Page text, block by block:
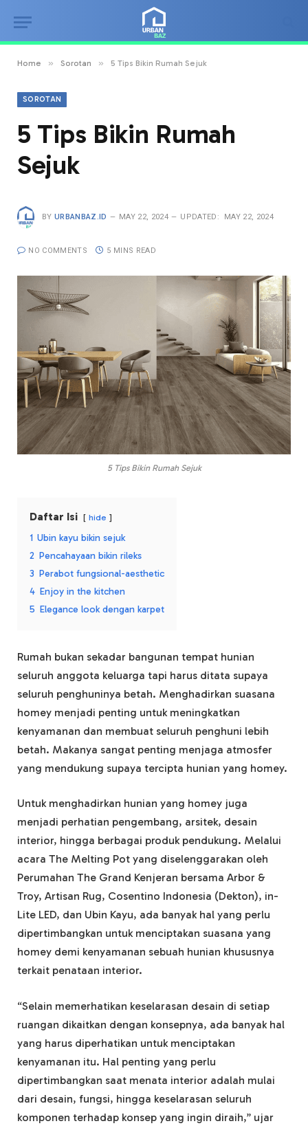
Home » Sorotan » 5 Tips Bikin Rumah Sejuk
SOROTAN
5 Tips Bikin Rumah
Sejuk
BY URBANBAZ.ID MAY 22, 2024 UPDATED: MAY 22, 2024
NO COMMENTS 5 MINS READ
5 Tips Bikin Rumah Sejuk
Daftar Isi hide
1 Ubin kayu bikin sejuk
2 Pencahayaan bikin rileks
3 Perabot fungsional-aesthetic
4 Enjoy in the kitchen
5 Elegance look dengan karpet
Rumah bukan sekadar bangunan tempat hunian
seluruh anggota keluarga tapi harus ditata supaya
seluruh penghuninya betah. Menghadirkan suasana
homey menjadi penting untuk meningkatkan
kenyamanan dan membuat seluruh penghuni lebih
betah. Makanya sangat penting menjaga atmosfer
yang mendukung supaya tercipta hunian yang homey.
Untuk menghadirkan hunian yang homey juga
menjadi perhatian pengembang, arsitek, desain
interior, hingga berbagai produk pendukung. Melalui
acara The Melting Pot yang diselenggarakan oleh
Perumahan The Grand Kenjeran bersama Arbor &
Troy, Artisan Rug, Cosentino Indonesia (Dekton), in-
Lite LED, dan Ubin Kayu, ada banyak hal yang perlu
dipertimbangkan untuk menciptakan suasana yang
homey demi kenyamanan sebuah hunian khususnya
terkait penataan interior.
“Selain memerhatikan keselarasan desain di setiap
ruangan dikaitkan dengan konsepnya, ada banyak hal
yang harus diperhatikan untuk menciptakan
kenyamanan itu. Hal penting yang perlu
dipertimbangkan saat menata interior adalah mulai
dari desain, fungsi, hingga keselarasan seluruh
komponen terhadap konsep yang ingin diraih,” ujar